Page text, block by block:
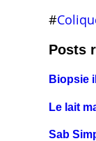
#
Posts
Biopsie
Le lait
Sab